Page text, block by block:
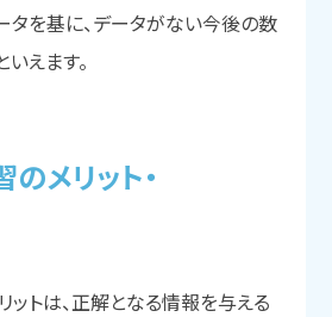
タを基に、データがない今後の数
えます。
のメリット・
ットは、正解となる情報を与える